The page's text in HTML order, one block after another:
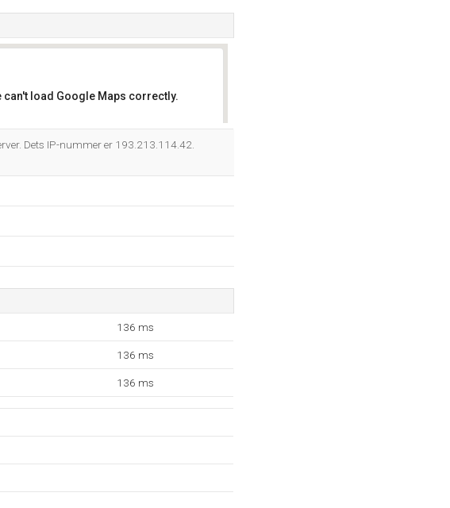
can't load Google Maps correctly.
Dets IP-nummer er 193.213.114.42.
136 ms
136 ms
136 ms